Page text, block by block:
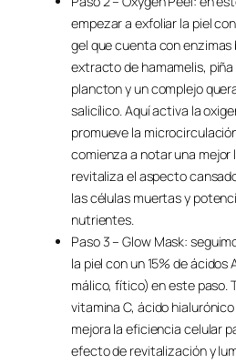
empezar a exfoliar la piel
gel que cuenta con
extracto de hamamelis,
plancton y un complejo
salicílico. Aquí activa la
promueve la
comienza a notar una mejor
revitaliza el aspecto
las células muertas y
nutrientes.
Paso 3 – Glow Mask:
la piel con un 15% de ácidos
málico, fítico) en este paso.
vitamina C, ácido
mejora la eficiencia celular
efecto de revitalización y